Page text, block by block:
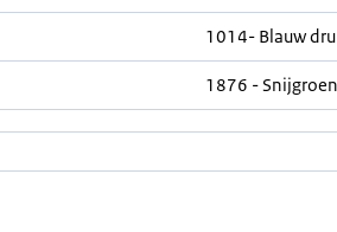
1014- Blauw
1876 - Snijgroen